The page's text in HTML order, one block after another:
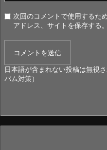
次回のコメントで使用するた
アドレス、サイトを保存する。
日本語が含まれない投稿は無視
パム対策）